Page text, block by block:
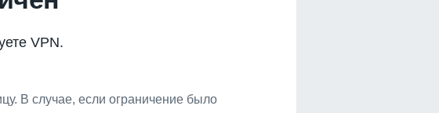
VPN.
В случае, если ограничение было